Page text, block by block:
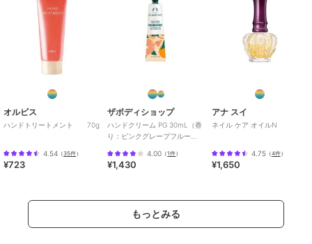
オルビス
ハンドトリートメント 70g
4.54 （35件）
¥723
ザボディショップ
ハンドクリーム PG 30mL（香
り：ピンクグレープフルー
4.00 （1件）
¥1,430
アナ スイ
ネイル ケア オイルN
4.75（4件）
¥1,650
もっとみる